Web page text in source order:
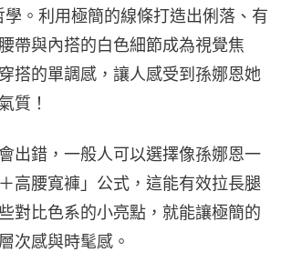
。利用極簡的線條打造出俐落、有
帶與內搭的白色細節成為視覺焦
搭的單調感，讓人感受到孫娜恩她
質！
出錯，一般人可以選擇像孫娜恩一
高腰寬褲」公式，這能有效拉長腿
對比色系的小亮點，就能讓極簡的
次感與時髦感。